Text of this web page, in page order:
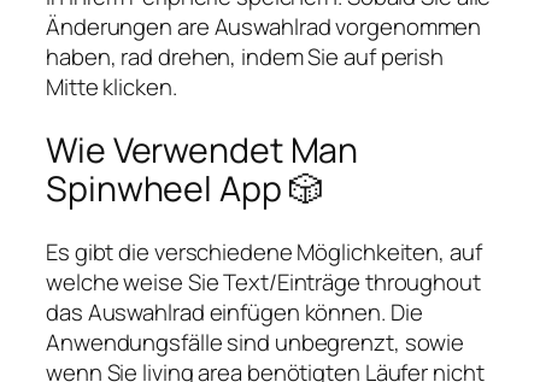
Änderungen are Auswahlrad vorgenommen
haben, rad drehen, indem Sie auf perish
Mitte klicken.
Wie Verwendet Man
Spinwheel App 🎲
Es gibt die verschiedene Möglichkeiten, auf
welche weise Sie Text/Einträge throughout
das Auswahlrad einfügen können. Die
Anwendungsfälle sind unbegrenzt, sowie
wenn Sie living area benötigten Läufer nicht